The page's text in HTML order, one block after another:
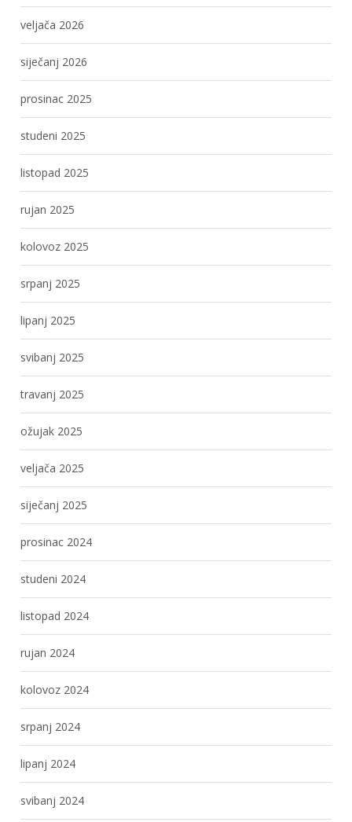
veljača 2026
siječanj 2026
prosinac 2025
studeni 2025
listopad 2025
rujan 2025
kolovoz 2025
srpanj 2025
lipanj 2025
svibanj 2025
travanj 2025
ožujak 2025
veljača 2025
siječanj 2025
prosinac 2024
studeni 2024
listopad 2024
rujan 2024
kolovoz 2024
srpanj 2024
lipanj 2024
svibanj 2024